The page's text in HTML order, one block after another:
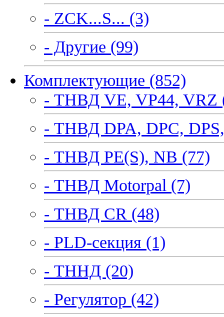
- ZCK...S... (3)
- Другие (99)
Комплектующие (852)
- ТНВД VE, VP44, VRZ
- ТНВД DPA, DPC,
- ТНВД PE(S), NB (77)
- ТНВД Motorpal (7)
- ТНВД CR (48)
- PLD-секция (1)
- ТННД (20)
- Регулятор (42)